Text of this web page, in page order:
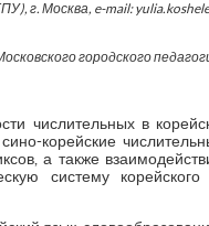
г. Москва, e-mail:
городского
числительных в
корейские
а также
систему